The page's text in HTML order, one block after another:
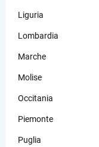
Liguria
Lombardia
Marche
Molise
Occitania
Piemonte
Puglia